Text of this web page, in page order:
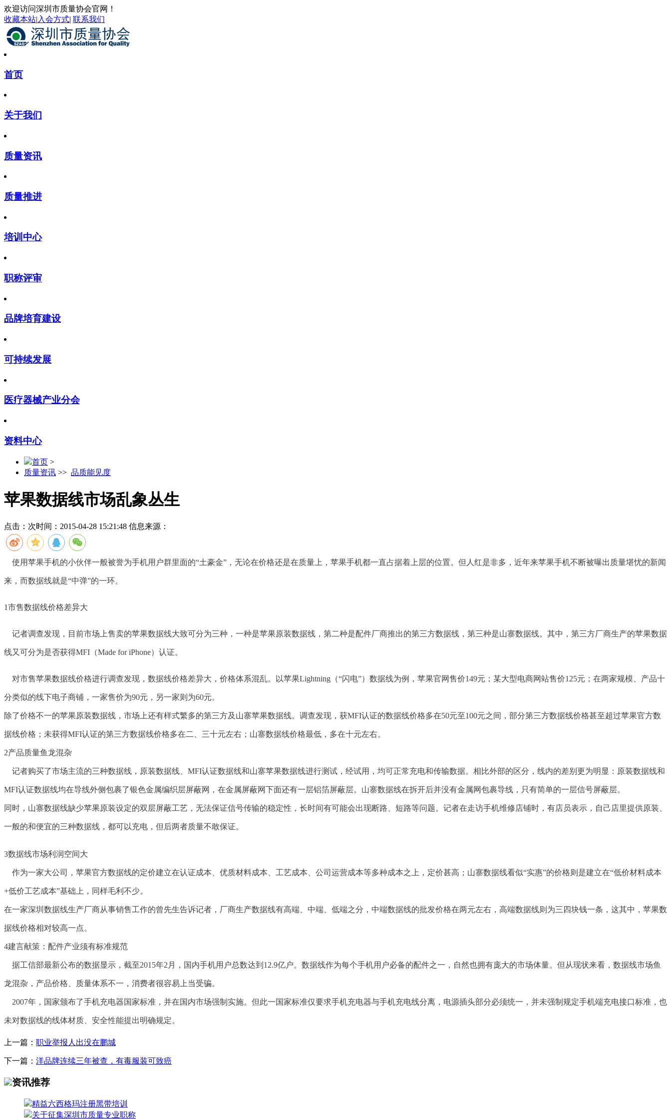
欢迎访问深圳市质量协会官网！
收藏本站| 入会方式| 联系我们
首页
关于我们
质量资讯
质量推进
培训中心
职称评审
品牌培育建设
可持续发展
医疗器械产业分会
资料中心
首页 >
质量资讯 >> 品质能见度
苹果数据线市场乱象丛生
点击： 次时间：2015-04-28 15:21:48 信息来源：
使用苹果手机的小伙伴一般被誉为手机用户群里面的“土豪金”，无论在价格还是在质量上，苹果手机都一直占据着上层的位置。但人红是非多，近年来苹果手机不断被曝出质量堪忧的新闻
来，而数据线就是“中弹”的一环。
1市售数据线价格差异大
记者调查发现，目前市场上售卖的苹果数据线大致可分为三种，一种是苹果原装数据线，第二种是配件厂商推出的第三方数据线，第三种是山寨数据线。其中，第三方厂商生产的苹果数据
线又可分为是否获得MFI（Made for iPhone）认证。
对市售苹果数据线价格进行调查发现，数据线价格差异大，价格体系混乱。以苹果Lightning（“闪电”）数据线为例，苹果官网售价149元；某大型电商网站售价125元；在两家规模、产品十
分类似的线下电子商铺，一家售价为90元，另一家则为60元。
除了价格不一的苹果原装数据线，市场上还有样式繁多的第三方及山寨苹果数据线。调查发现，获MFI认证的数据线价格多在50元至100元之间，部分第三方数据线价格甚至超过苹果官方数
据线价格；未获得MFI认证的第三方数据线价格多在二、三十元左右；山寨数据线价格最低，多在十元左右。
2产品质量鱼龙混杂
记者购买了市场主流的三种数据线，原装数据线、MFI认证数据线和山寨苹果数据线进行测试，经试用，均可正常充电和传输数据。相比外部的区分，线内的差别更为明显：原装数据线和
MFI认证数据线均在导线外侧包裹了银色金属编织层屏蔽网，在金属屏蔽网下面还有一层铝箔屏蔽层。山寨数据线在拆开后并没有金属网包裹导线，只有简单的一层信号屏蔽层。
同时，山寨数据线缺少苹果原装设定的双层屏蔽工艺，无法保证信号传输的稳定性，长时间有可能会出现断路、短路等问题。记者在走访手机维修店铺时，有店员表示，自己店里提供原装、
一般的和便宜的三种数据线，都可以充电，但后两者质量不敢保证。
3数据线市场利润空间大
作为一家大公司，苹果官方数据线的定价建立在认证成本、优质材料成本、工艺成本、公司运营成本等多种成本之上，定价甚高；山寨数据线看似“实惠”的价格则是建立在“低价材料成本
+低价工艺成本”基础上，同样毛利不少。
在一家深圳数据线生产厂商从事销售工作的曾先生告诉记者，厂商生产数据线有高端、中端、低端之分，中端数据线的批发价格在两元左右，高端数据线则为三四块钱一条，这其中，苹果数
据线价格相对较高一点。
4建言献策：配件产业须有标准规范
据工信部最新公布的数据显示，截至2015年2月，国内手机用户总数达到12.9亿户。数据线作为每个手机用户必备的配件之一，自然也拥有庞大的市场体量。但从现状来看，数据线市场鱼
龙混杂，产品价格、质量体系不一，消费者很容易上当受骗。
2007年，国家颁布了手机充电器国家标准，并在国内市场强制实施。但此一国家标准仅要求手机充电器与手机充电线分离，电源插头部分必须统一，并未强制规定手机端充电接口标准，也
未对数据线的线体材质、安全性能提出明确规定。
上一篇： 职业举报人出没在鹏城
下一篇： 洋品牌连续三年被查，有毒服装可致癌
资讯推荐
精益六西格玛注册黑带培训
关于征集深圳市质量专业职称